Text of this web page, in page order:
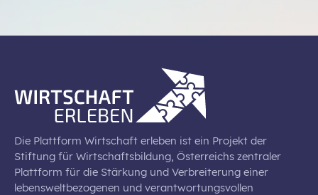
Die Plattform Wirtschaft erleben ist ein Projekt der
Stiftung für Wirtschaftsbildung, Österreichs zentraler
Plattform für die Stärkung und Verbreiterung einer
lebensweltbezogenen und verantwortungsvollen